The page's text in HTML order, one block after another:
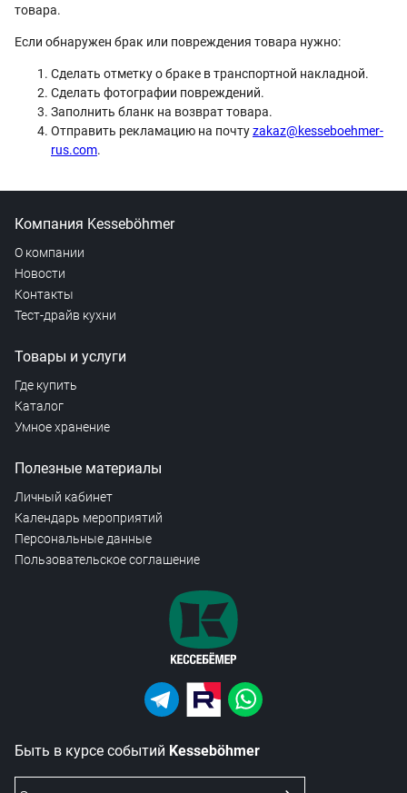
товара.
Если обнаружен брак или повреждения товара нужно:
Сделать отметку о браке в транспортной накладной.
Сделать фотографии повреждений.
Заполнить бланк на возврат товара.
Отправить рекламацию на почтуzakaz@kesseboehmer-
rus.com.
Компания Kesseböhmer
О компании
Новости
Контакты
Тест-драйв кухни
Товары и услуги
Где купить
Каталог
Умное хранение
Полезные материалы
Личный кабинет
Календарь мероприятий
Персональные данные
Пользовательское соглашение
Быть в курсе событий Kesseböhmer